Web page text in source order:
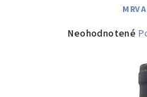
Priemerné
Neohodnotené